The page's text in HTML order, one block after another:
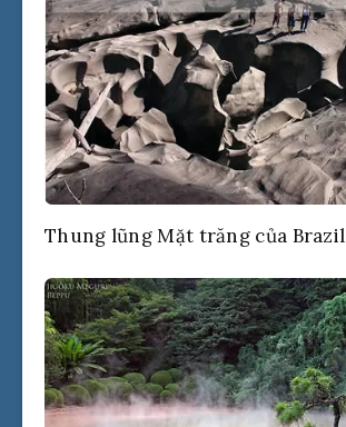
Thung lũng Mặt trăng của Brazil